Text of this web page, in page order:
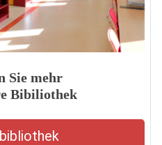
Sie mehr
Bibiliothek